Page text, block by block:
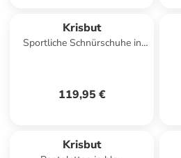
Krisbut
Sportliche Schnürschuhe in
119,95 €
Krisbut